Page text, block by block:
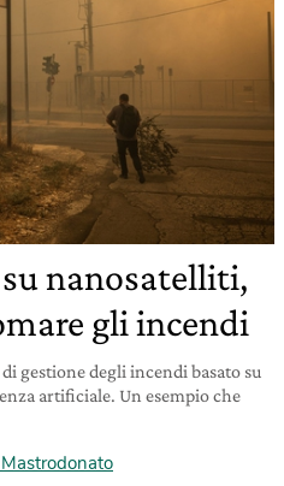
nanosatelliti,
gli incendi
gestione degli incendi basato su
artificiale. Un esempio che